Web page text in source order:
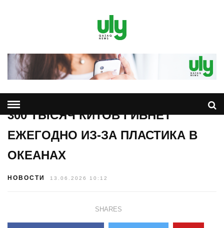
300 ТЫСЯЧ КИТОВ ГИБНЕТ
ЕЖЕГОДНО ИЗ-ЗА ПЛАСТИКА В
ОКЕАНАХ
НОВОСТИ 13.06.2026 10:12
SHARES